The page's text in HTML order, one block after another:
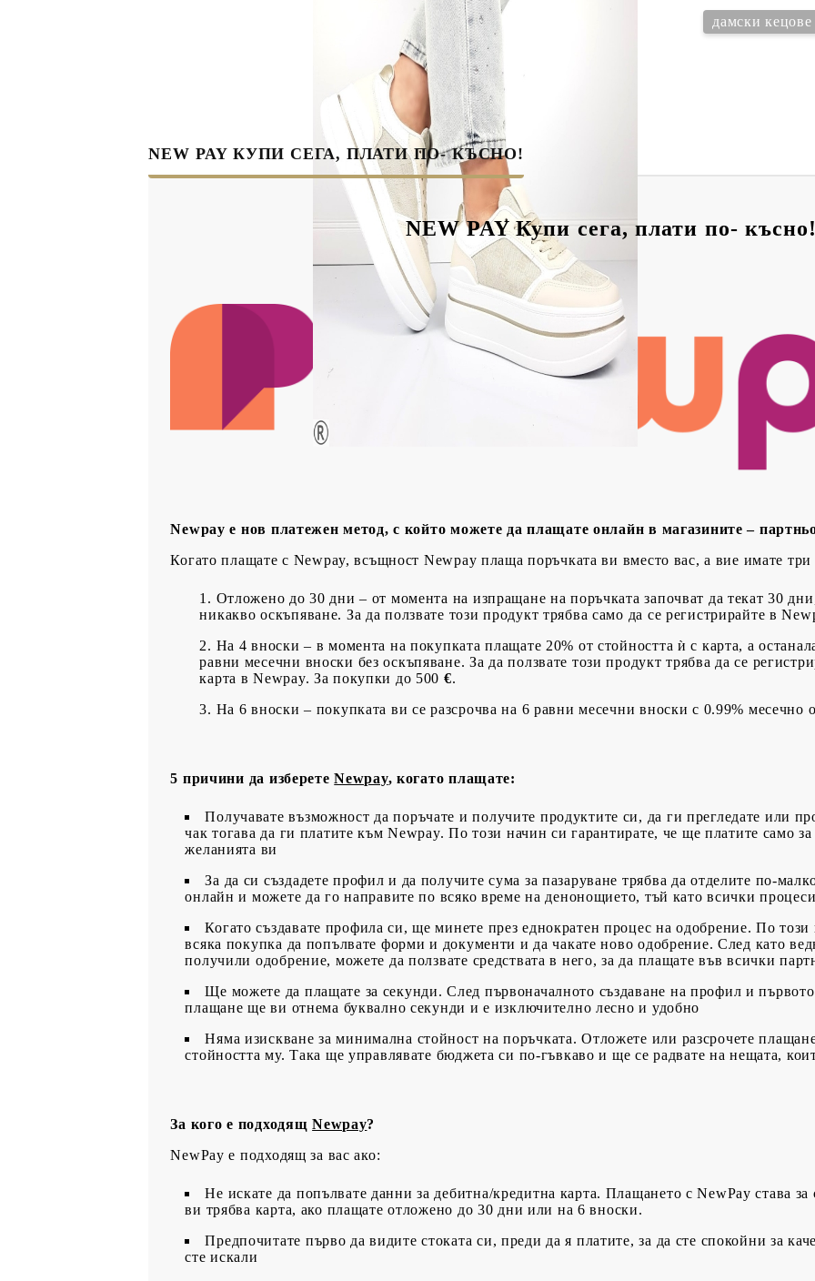
дамски кецове
NEW PAY КУПИ СЕГА, ПЛАТИ ПО- КЪСНО!
NEW PAY Купи сега, плати по-
Newpay е нов платежен метод, с който можете да плащате онлайн в магазините –
Когато плащате с Newpay, всъщност Newpay плаща поръчката ви вместо вас, а вие имате
Отложено до 30 дни – от момента на изпращане на поръчката започват да текат 30
никакво оскъпяване. За да ползвате този продукт трябва само да се регистрирайте в
На 4 вноски – в момента на покупката плащате 20% от стойността ѝ с карта, а
равни месечни вноски без оскъпяване. За да ползвате този продукт трябва да се
карта в Newpay. За покупки до 500 €.
На 6 вноски – покупката ви се разсрочва на 6 равни месечни вноски с 0.99%
5 причини да изберетеNewpay, когато плащате:
Получавате възможност да поръчате и получите продуктите си, да ги прегледате или
чак тогава да ги платите към Newpay. По този начин си гарантирате, че ще платите само
желанията ви
За да си създадете профил и да получите сума за пазаруване трябва да отделите по-
онлайн и можете да го направите по всяко време на денонощието, тъй като всички
Когато създавате профила си, ще минете през еднократен процес на одобрение. По
всяка покупка да попълвате форми и документи и да чакате ново одобрение. След като
получили одобрение, можете да ползвате средствата в него, за да плащате във всички
Ще можете да плащате за секунди. След първоначалното създаване на профил и
плащане ще ви отнема буквално секунди и е изключително лесно и удобно
Няма изискване за минимална стойност на поръчката. Отложете или разсрочете
стойността му. Така ще управлявате бюджета си по-гъвкаво и ще се радвате на нещата,
За кого е подходящNewpay?
NewPay е подходящ за вас ако:
Не искате да попълвате данни за дебитна/кредитна карта. Плащането с NewPay става
ви трябва карта, ако плащате отложено до 30 дни или на 6 вноски.
Предпочитате първо да видите стоката си, преди да я платите, за да сте спокойни за
сте искали